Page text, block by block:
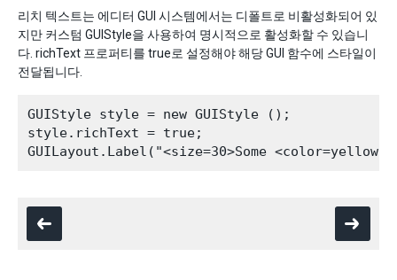
리치 텍스트는 에디터 GUI 시스템에서는 디폴트로 비활성화되어 있
지만 커스텀 GUIStyle을 사용하여 명시적으로 활성화할 수 있습니
다. richText 프로퍼티를 true로 설정해야 해당 GUI 함수에 스타일이
전달됩니다.
GUIStyle style = new GUIStyle ();
style.richText = true;